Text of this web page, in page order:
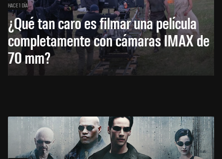
HACE 1 DÍA
¿Qué tan caro es filmar una película
completamente con cámaras IMAX de
70 mm?